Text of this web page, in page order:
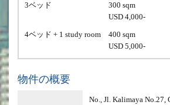
3ベッド
300 sqm
USD 4,000-
4ベッド + 1 study room
400 sqm
USD 5,000-
物件の概要
No., Jl. Kalimaya No.27,